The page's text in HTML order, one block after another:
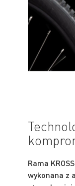
Rama
wykonana z